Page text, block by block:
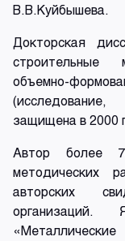
В.В.Куйбышева.
Докторская
строительные
объемно-
(исследование,
защищена в 2000
Автор более
методических
авторских
организаций.